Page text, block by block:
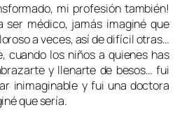
mi profesión también!
ser médico, jamás imaginé que
a veces, así de difícil otras…
cuando los niños a quienes has
y llenarte de besos… fui
inimaginable y fui una doctora
que sería.